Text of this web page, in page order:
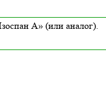
А» (или аналог).